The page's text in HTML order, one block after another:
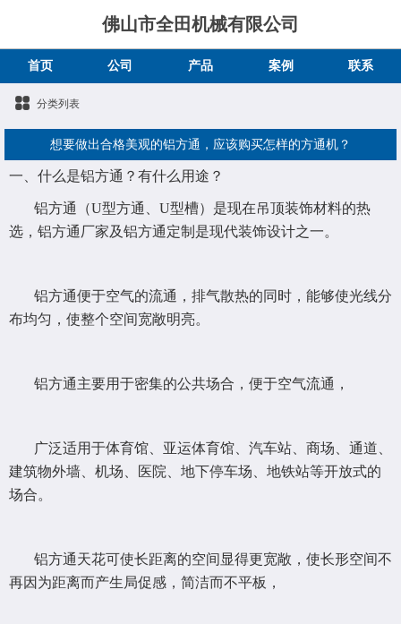
佛山市全田机械有限公司
首页 公司 产品 案例 联系
分类列表
想要做出合格美观的铝方通，应该购买怎样的方通机？
一、什么是铝方通？有什么用途？
铝方通（U型方通、U型槽）是现在吊顶装饰材料的热
选，铝方通厂家及铝方通定制是现代装饰设计之一。
铝方通便于空气的流通，排气散热的同时，能够使光线分
布均匀，使整个空间宽敞明亮。
铝方通主要用于密集的公共场合，便于空气流通，
广泛适用于体育馆、亚运体育馆、汽车站、商场、通道、
建筑物外墙、机场、医院、地下停车场、地铁站等开放式的
场合。
铝方通天花可使长距离的空间显得更宽敞，使长形空间不
再因为距离而产生局促感，简洁而不平板，